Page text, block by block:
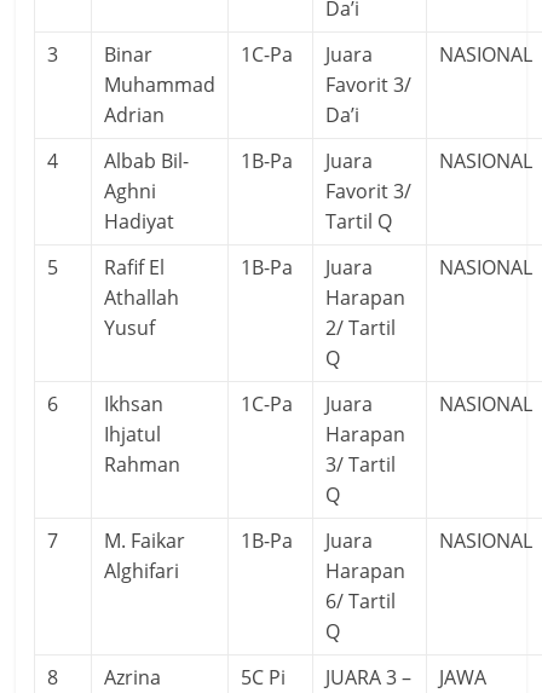
Da’i
3
Binar
Muhammad
Adrian
1C-Pa
Juara
Favorit 3/
Da’i
NASIONAL
4
Albab Bil-
Aghni
Hadiyat
1B-Pa
Juara
Favorit 3/
Tartil Q
NASIONAL
5
Rafif El
Athallah
Yusuf
1B-Pa
Juara
Harapan
2/ Tartil
Q
NASIONAL
6
Ikhsan
Ihjatul
Rahman
1C-Pa
Juara
Harapan
3/ Tartil
Q
NASIONAL
7
M. Faikar
Alghifari
1B-Pa
Juara
Harapan
6/ Tartil
Q
NASIONAL
8
Azrina
5C Pi
JUARA 3 –
JAWA